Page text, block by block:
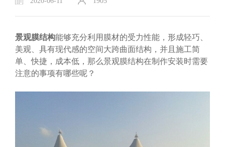
景观膜结构能够充分利用膜材的受力性能，形成轻巧、
美观、具有现代感的空间大跨曲面结构，并且施工简
单、快捷，成本低，那么景观膜结构在制作安装时需要
注意的事项有哪些呢？